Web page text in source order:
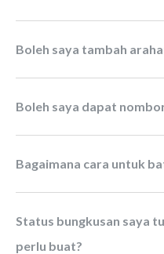
Boleh saya tambah
Boleh saya dapat
Bagaimana cara untuk
Status bungkusan saya tunjuk “Dibatalkan”. Apa saya
perlu buat?